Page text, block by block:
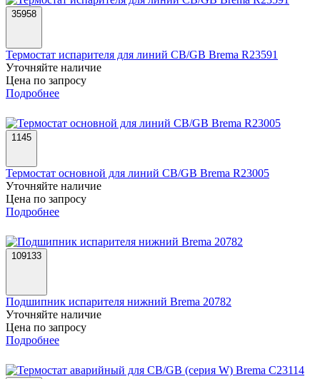
35958
Термостат испарителя для линий СВ/GB Brema R23591
Уточняйте наличие
Цена по запросу
Подробнее
1145
Термостат основной для линий СВ/GB Brema R23005
Уточняйте наличие
Цена по запросу
Подробнее
109133
Подшипник испарителя нижний Brema 20782
Уточняйте наличие
Цена по запросу
Подробнее